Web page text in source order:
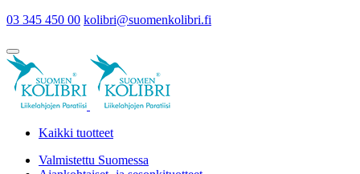
03 345 450 00 kolibri@suomenkolibri.fi
Kaikki tuotteet
Valmistettu Suomessa